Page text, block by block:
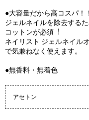
●大容量だから高コスパ！！
ジェルネイルを除去する
コットンが必須︕
ネイリスト ジェルネイル
で気兼ねなく使えます。
●無香料・無着色
アセトン